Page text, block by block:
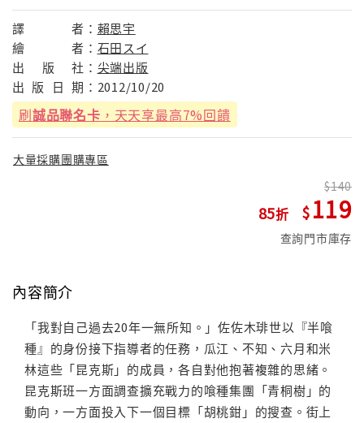
譯 者： 賴思宇
繪
者： 石田スイ
出
版 社： 尖端出版
出 版 日 期： 2012/10/20
刷誠品聯名卡 ，天天享最高7%回饋
大量採購團購專區
85
140
119
查詢門市庫存
內容簡介
「我對自己過去20年一無所知。」佐佐木琲世以『半喰
種』的身份接下指導者的任務，瓜江、不知、六月和米
林這些「昆克斯」的成員，各自對他抱著複雜的思緒。
昆克斯班一方面調查擴充戰力的喰種集團「青桐樹」的
動向，一方面投入下一個目標「胡桃鉗」的搜查。街上